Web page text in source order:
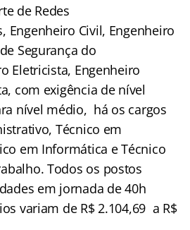
de Redes
Engenheiro Civil, Engenheiro
Segurança do
Eletricista, Engenheiro
com exigência de nível
nível médio, há os cargos
Técnico em
em Informática e Técnico
Todos os postos
em jornada de 40h
variam de R$ 2.104,69 a R$